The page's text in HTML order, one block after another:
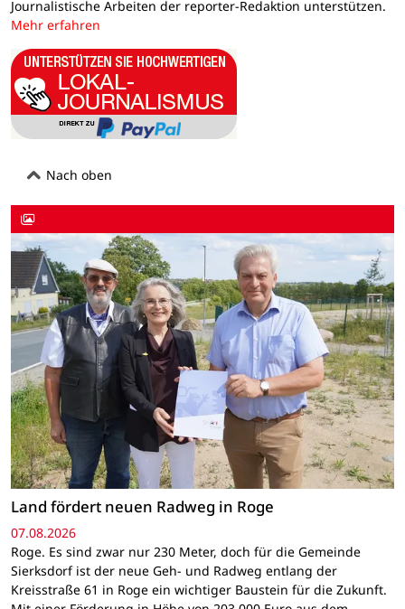
Journalistische Arbeiten der reporter-Redaktion unterstützen.
Mehr erfahren
Nach oben
Land fördert neuen Radweg in Roge
07.08.2026
Roge. Es sind zwar nur 230 Meter, doch für die Gemeinde
Sierksdorf ist der neue Geh- und Radweg entlang der
Kreisstraße 61 in Roge ein wichtiger Baustein für die Zukunft.